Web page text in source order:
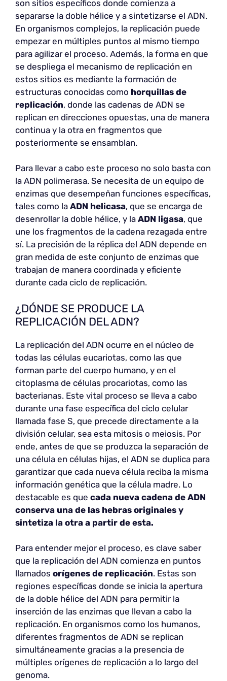
son sitios específicos donde comienza a
separarse la doble hélice y a sintetizarse el ADN.
En organismos complejos, la replicación puede
empezar en múltiples puntos al mismo tiempo
para agilizar el proceso. Además, la forma en que
se despliega el mecanismo de replicación en
estos sitios es mediante la formación de
estructuras conocidas como horquillas de
replicación, donde las cadenas de ADN se
replican en direcciones opuestas, una de manera
continua y la otra en fragmentos que
posteriormente se ensamblan.
Para llevar a cabo este proceso no solo basta con
la ADN polimerasa. Se necesita de un equipo de
enzimas que desempeñan funciones específicas,
tales como la ADN helicasa, que se encarga de
desenrollar la doble hélice, y la ADN ligasa, que
une los fragmentos de la cadena rezagada entre
sí. La precisión de la réplica del ADN depende en
gran medida de este conjunto de enzimas que
trabajan de manera coordinada y eficiente
durante cada ciclo de replicación.
¿DÓNDE SE PRODUCE LA
REPLICACIÓN DEL ADN?
La replicación del ADN ocurre en el núcleo de
todas las células eucariotas, como las que
forman parte del cuerpo humano, y en el
citoplasma de células procariotas, como las
bacterianas. Este vital proceso se lleva a cabo
durante una fase específica del ciclo celular
llamada fase S, que precede directamente a la
división celular, sea esta mitosis o meiosis. Por
ende, antes de que se produzca la separación de
una célula en células hijas, el ADN se duplica para
garantizar que cada nueva célula reciba la misma
información genética que la célula madre. Lo
destacable es que cada nueva cadena de ADN
conserva una de las hebras originales y
sintetiza la otra a partir de esta.
Para entender mejor el proceso, es clave saber
que la replicación del ADN comienza en puntos
llamados orígenes de replicación. Estas son
regiones específicas donde se inicia la apertura
de la doble hélice del ADN para permitir la
inserción de las enzimas que llevan a cabo la
replicación. En organismos como los humanos,
diferentes fragmentos de ADN se replican
simultáneamente gracias a la presencia de
múltiples orígenes de replicación a lo largo del
genoma.